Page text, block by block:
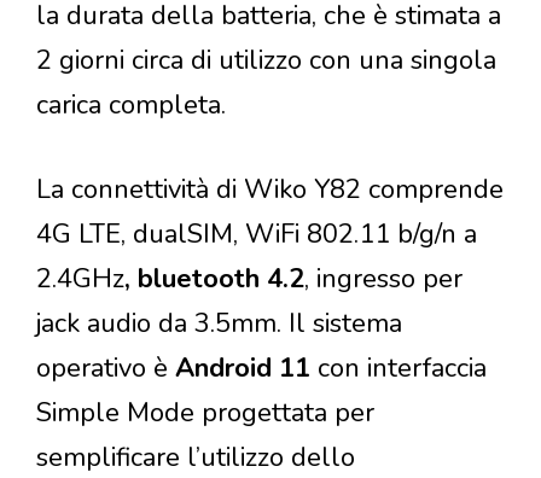
la durata della batteria, che è stimata a
2 giorni circa di utilizzo con una singola
carica completa.
La connettività di Wiko Y82 comprende
4G LTE, dualSIM, WiFi 802.11 b/g/n a
2.4GHz, bluetooth 4.2, ingresso per
jack audio da 3.5mm. Il sistema
operativo è Android 11 con interfaccia
Simple Mode progettata per
semplificare l’utilizzo dello